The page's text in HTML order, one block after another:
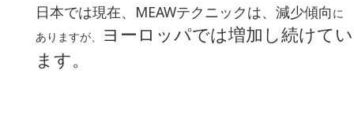
日本では現在、MEAWテクニックは、減少傾向 に
ありますが、
ヨーロッパでは増加し続けてい
ます。